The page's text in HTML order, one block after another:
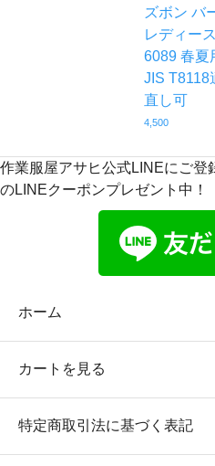
ズボン バ
レディー
6089 春夏
JIS T8118
直し可
4,500
作業服屋アサヒ公式LINEにご登
のLINEクーポンプレゼント中！
ホーム
カートを見る
特定商取引法に基づく表記